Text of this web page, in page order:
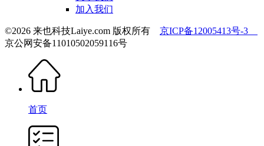
加入我们
©2026 来也科技Laiye.com 版权所有 京ICP备12005413号-3
京公网安备11010502059116号
首页